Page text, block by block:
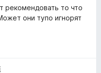
рекомендовать то что
они тупо игнорят